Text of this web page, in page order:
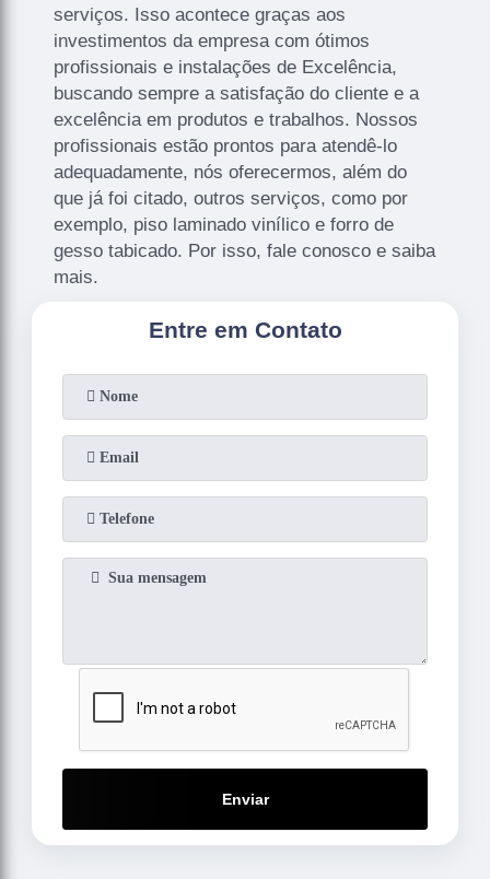
serviços. Isso acontece graças aos
investimentos da empresa com ótimos
profissionais e instalações de Excelência,
buscando sempre a satisfação do cliente e a
excelência em produtos e trabalhos. Nossos
profissionais estão prontos para atendê-lo
adequadamente, nós oferecermos, além do
que já foi citado, outros serviços, como por
exemplo, piso laminado vinílico e forro de
gesso tabicado. Por isso, fale conosco e saiba
mais.
Entre em Contato
Enviar